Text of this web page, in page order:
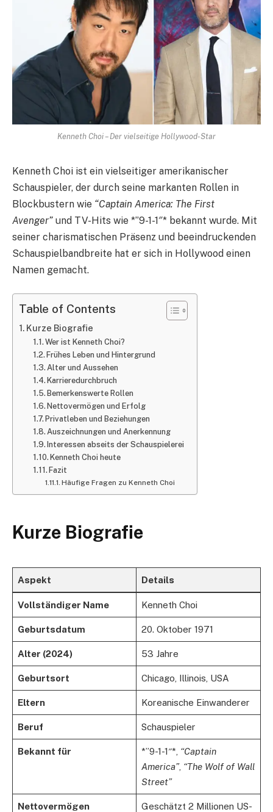
Kenneth Choi – Der vielseitige Hollywood-Star
Kenneth Choi ist ein vielseitiger amerikanischer
Schauspieler, der durch seine markanten Rollen in
Blockbustern wie “Captain America: The First
Avenger” und TV-Hits wie *”9-1-1″* bekannt wurde. Mit
seiner charismatischen Präsenz und beeindruckenden
Schauspielbandbreite hat er sich in Hollywood einen
Namen gemacht.
Table of Contents
Kurze Biografie
Wer ist Kenneth Choi?
Frühes Leben und Hintergrund
Alter und Aussehen
Karrieredurchbruch
Bemerkenswerte Rollen
Nettovermögen und Erfolg
Privatleben und Beziehungen
Auszeichnungen und Anerkennung
Interessen abseits der Schauspielerei
Kenneth Choi heute
Fazit
Häufige Fragen zu Kenneth Choi
Kurze Biografie
Aspekt Details
Vollständiger Name Kenneth Choi
Geburtsdatum 20. Oktober 1971
Alter (2024) 53 Jahre
Geburtsort Chicago, Illinois, USA
Eltern Koreanische Einwanderer
Beruf Schauspieler
Bekannt für *”9-1-1″*, “Captain
America”, “The Wolf of Wall
Street”
Nettovermögen Geschätzt 2 Millionen US-